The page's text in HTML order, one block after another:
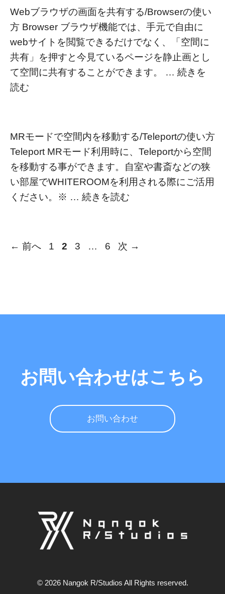
Webブラウザの画面を共有する/Browserの使い
方 Browser ブラウザ機能では、手元で自由に
webサイトを閲覧できるだけでなく、「空間に
共有」を押すと今見ているページを静止画とし
て空間に共有することができます。 … 続きを
読む
MRモードで空間内を移動する/Teleportの使い方
Teleport MRモード利用時に、Teleportから空間
を移動する事ができます。自室や書斎などの狭
い部屋でWHITEROOMを利用される際にご活用
ください。※ … 続きを読む
← 前へ
ペ
1
ペ
2
ペ
3 …
ペ
6 次 →
お問い合わせはこちら
お問い合わせ
© 2026 Nangok R/Studios All Rights reserved.